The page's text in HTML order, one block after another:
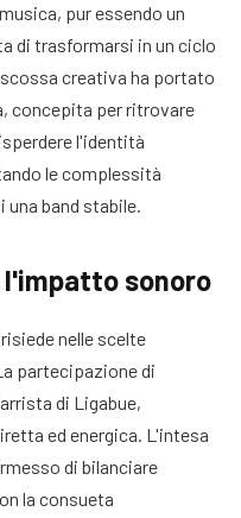
pur essendo un
di trasformarsi in un ciclo
creativa ha portato
concepita per ritrovare
l'identità
le complessità
band stabile.
l'impatto sonoro
risiede nelle scelte
partecipazione di
di Ligabue,
ed energica. L'intesa
di bilanciare
la consueta